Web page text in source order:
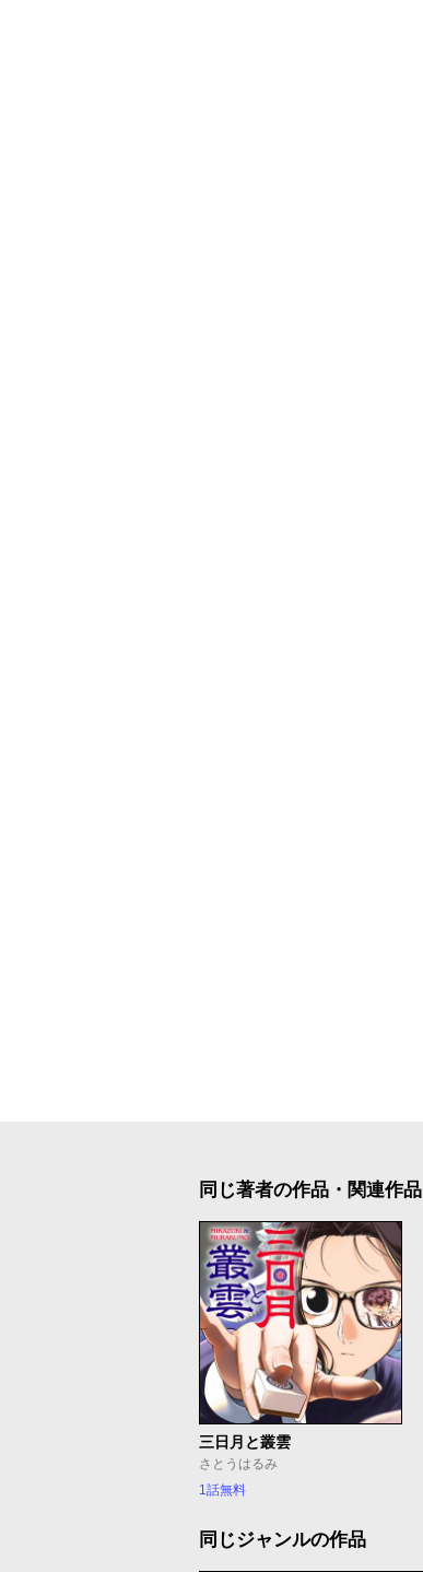
同じ著者の作品・関連作品
三日月と叢雲
さとうはるみ
1話無料
同じジャンルの作品